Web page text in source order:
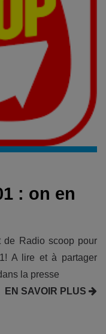
: on en
Radio scoop pour
A lire et à partager
la presse
EN SAVOIR PLUS